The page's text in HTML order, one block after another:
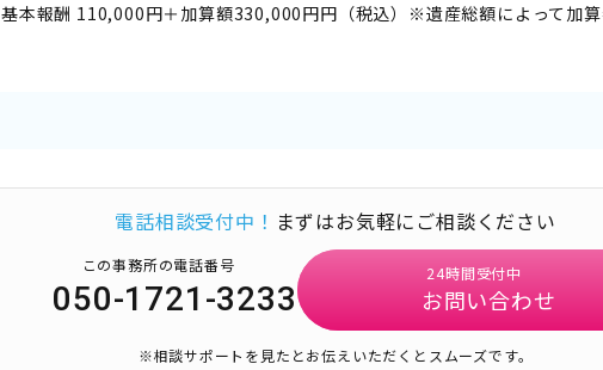
基本報酬 110,000円＋加算額330,000円円（税込）※遺産総額によって加
電話相談受付中！ まずはお気軽にご相談ください
この事務所の電話番号
050-1721-3233
24時間受付中
お問い合わせ
※相談サポートを見たとお伝えいただくとスムーズです。